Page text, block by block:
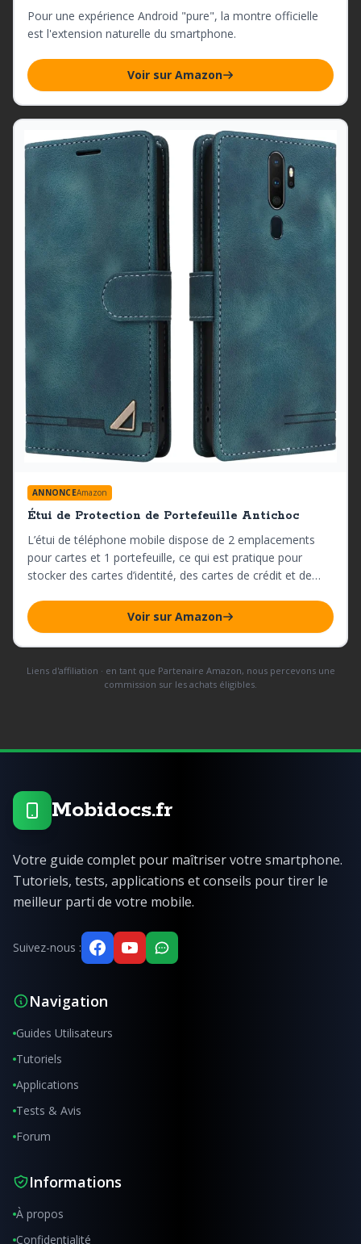
Pour une expérience Android "pure", la montre officielle
est l'extension naturelle du smartphone.
Voir sur Amazon
ANNONCEAmazon
Étui de Protection de Portefeuille Antichoc
L’étui de téléphone mobile dispose de 2 emplacements
pour cartes et 1 portefeuille, ce qui est pratique pour
stocker des cartes d’identité, des cartes de crédit et de
Voir sur Amazon
Liens d'affiliation · en tant que Partenaire Amazon, nous percevons une
commission sur les achats éligibles.
Mobidocs.fr
Votre guide complet pour maîtriser votre smartphone.
Tutoriels, tests, applications et conseils pour tirer le
meilleur parti de votre mobile.
Suivez-nous :
Navigation
Guides Utilisateurs
Tutoriels
Applications
Tests & Avis
Forum
Informations
À propos
Confidentialité